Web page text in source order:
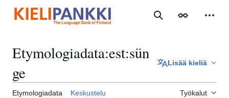
sisältöön
Haku Ulkoasu
Etymologiadata:est:sün
ge
Lisää kieliä
Etymologiadata Keskustelu Työkalut